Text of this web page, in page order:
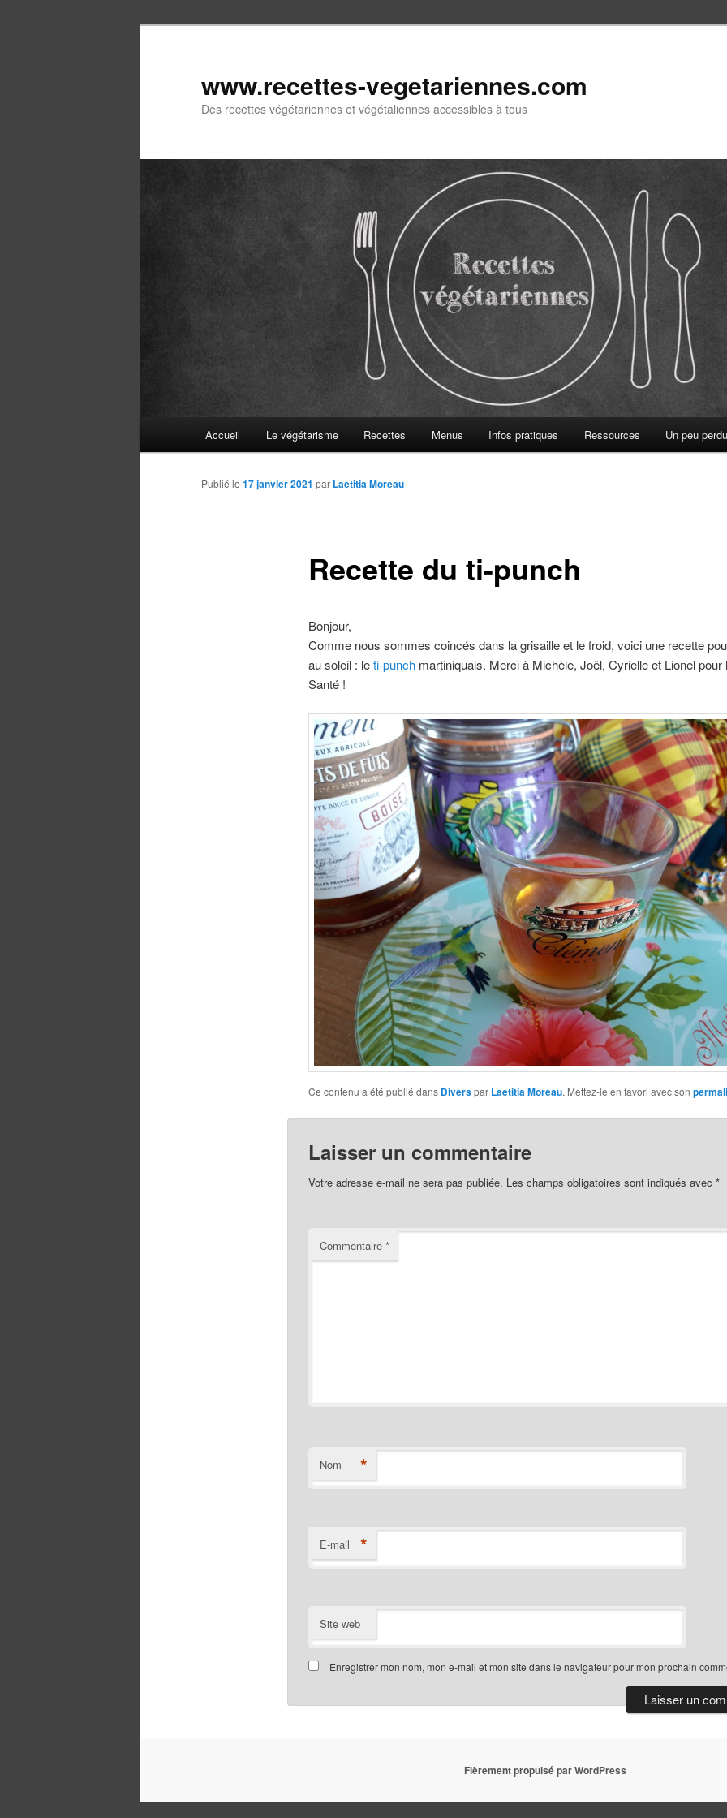
www.recettes-vegetariennes.com
Des recettes végétariennes et végétaliennes accessibles à tous
Accueil Le végétarisme Recettes Menus Infos pratiques Ressources Un peu
Recette du ti-punch
Publié le 17 janvier 2021 par Laetitia Moreau
Bonjour,
Comme nous sommes coincés dans la grisaille et le froid, voici une recette
au soleil : leti-punchmartiniquais. Merci à Michèle, Joël, Cyrielle et Lionel pour
Santé !
Ce contenu a été publié dans Diverspar Laetitia Moreau. Mettez-le en favori avec son
Laisser un commentaire
Votre adresse e-mail ne sera pas publiée. Les champs obligatoires sont indiqués avec *
Commentaire *
Nom *
E-mail *
Site web
Enregistrer mon nom, mon e-mail et mon site dans le navigateur pour mon prochain
Fièrement propulsé par WordPress